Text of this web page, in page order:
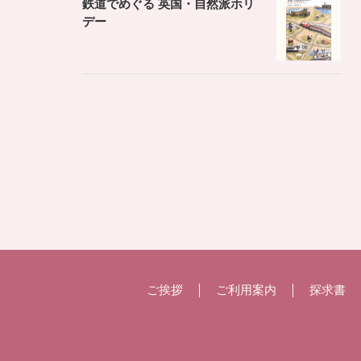
鉄道でめぐる 英国・自然派ホリ
デー
ご挨拶 ご利用案内 探求書